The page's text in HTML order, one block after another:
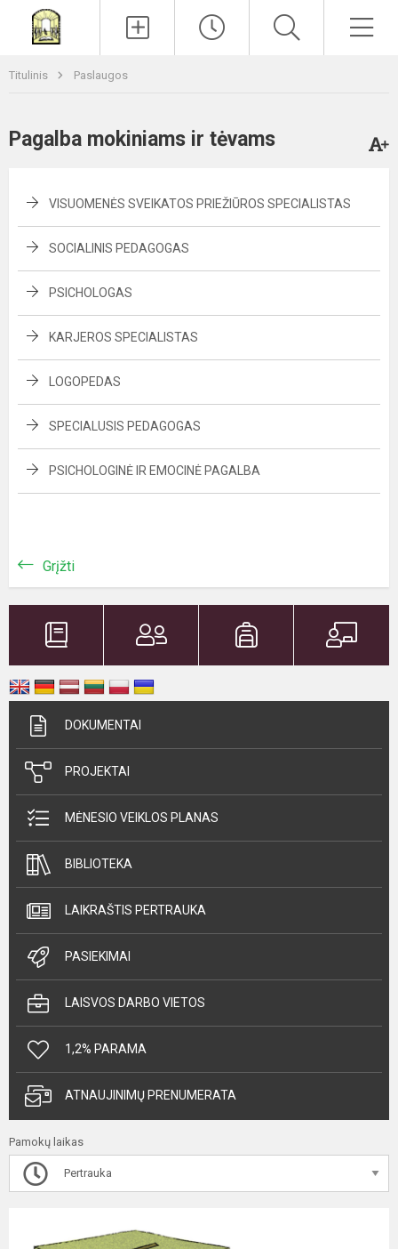
Titulinis Paslaugos
Pagalba mokiniams ir tėvams
VISUOMENĖS SVEIKATOS PRIEŽIŪROS SPECIALISTAS
SOCIALINIS PEDAGOGAS
PSICHOLOGAS
KARJEROS SPECIALISTAS
LOGOPEDAS
SPECIALUSIS PEDAGOGAS
PSICHOLOGINĖ IR EMOCINĖ PAGALBA
Grįžti
DOKUMENTAI
PROJEKTAI
MĖNESIO VEIKLOS PLANAS
BIBLIOTEKA
LAIKRAŠTIS PERTRAUKA
PASIEKIMAI
LAISVOS DARBO VIETOS
1,2% PARAMA
ATNAUJINIMŲ PRENUMERATA
Pamokų laikas
Pertrauka